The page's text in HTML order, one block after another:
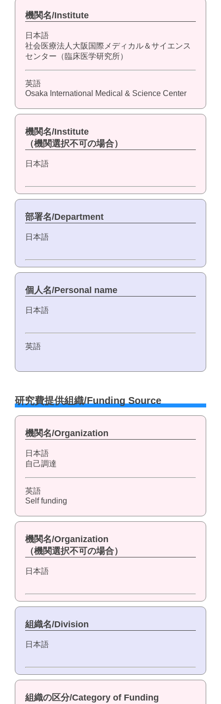
機関名/Institute
日本語
社会医療法人大阪国際メディカル＆サイエンス
センター（臨床医学研究所）
英語
Osaka International Medical & Science Center
機関名/Institute
（機関選択不可の場合）
日本語
部署名/Department
日本語
個人名/Personal name
日本語
英語
研究費提供組織/Funding Source
機関名/Organization
日本語
自己調達
英語
Self funding
機関名/Organization
（機関選択不可の場合）
日本語
組織名/Division
日本語
組織の区分/Category of Funding